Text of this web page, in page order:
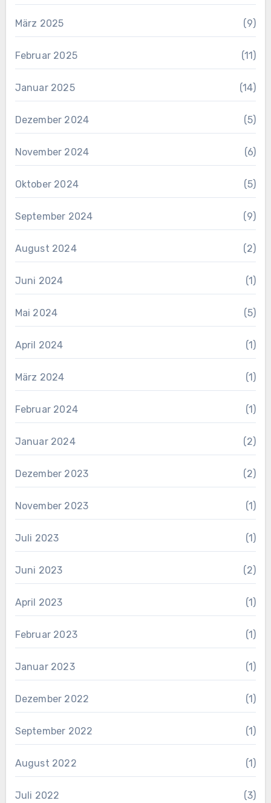
März 2025 (9)
Februar 2025 (11)
Januar 2025 (14)
Dezember 2024 (5)
November 2024 (6)
Oktober 2024 (5)
September 2024 (9)
August 2024 (2)
Juni 2024 (1)
Mai 2024 (5)
April 2024 (1)
März 2024 (1)
Februar 2024 (1)
Januar 2024 (2)
Dezember 2023 (2)
November 2023 (1)
Juli 2023 (1)
Juni 2023 (2)
April 2023 (1)
Februar 2023 (1)
Januar 2023 (1)
Dezember 2022 (1)
September 2022 (1)
August 2022 (1)
Juli 2022 (3)